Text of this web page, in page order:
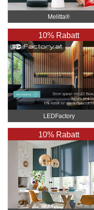
Melitta®
10% Rabatt
LEDFactory
10% Rabatt